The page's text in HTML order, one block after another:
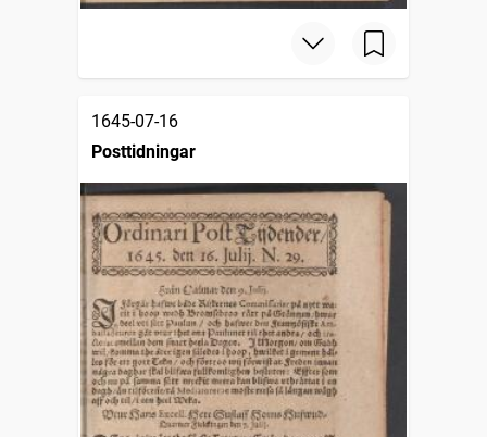
1645-07-16
Posttidningar